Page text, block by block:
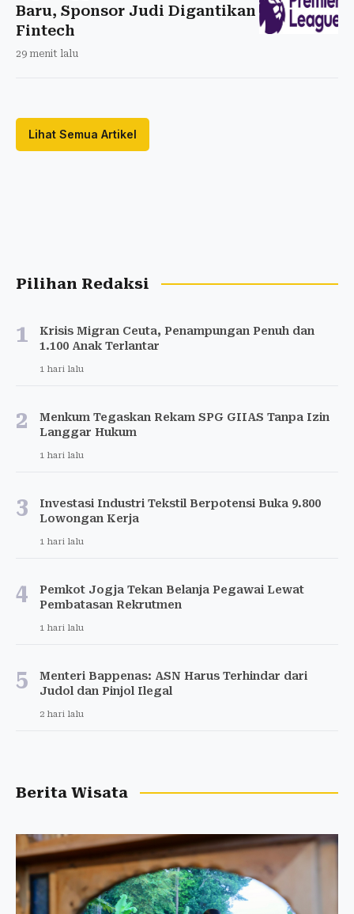
Baru, Sponsor Judi Digantikan
Fintech
29 menit lalu
Lihat Semua Artikel
Pilihan Redaksi
1
Krisis Migran Ceuta, Penampungan Penuh dan
1.100 Anak Terlantar
1 hari lalu
2
Menkum Tegaskan Rekam SPG GIIAS Tanpa Izin
Langgar Hukum
1 hari lalu
3
Investasi Industri Tekstil Berpotensi Buka 9.800
Lowongan Kerja
1 hari lalu
4
Pemkot Jogja Tekan Belanja Pegawai Lewat
Pembatasan Rekrutmen
1 hari lalu
5
Menteri Bappenas: ASN Harus Terhindar dari
Judol dan Pinjol Ilegal
2 hari lalu
Berita Wisata